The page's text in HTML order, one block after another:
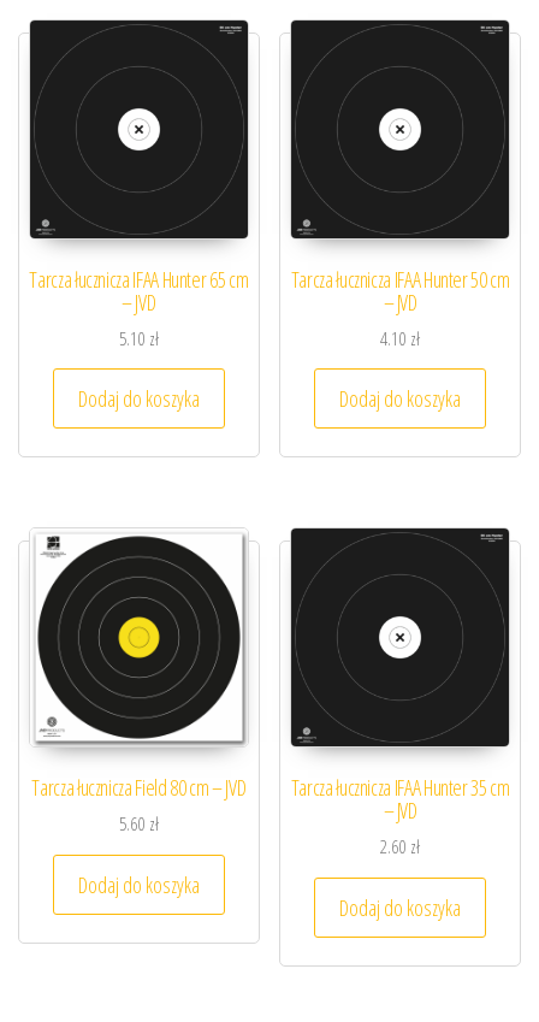
Tarcza łucznicza IFAA Hunter 65 cm
– JVD
5.10 zł
Dodaj do koszyka
Tarcza łucznicza IFAA Hunter 50 cm
– JVD
4.10 zł
Dodaj do koszyka
Tarcza łucznicza Field 80 cm – JVD
5.60 zł
Dodaj do koszyka
Tarcza łucznicza IFAA Hunter 35 cm
– JVD
2.60 zł
Dodaj do koszyka